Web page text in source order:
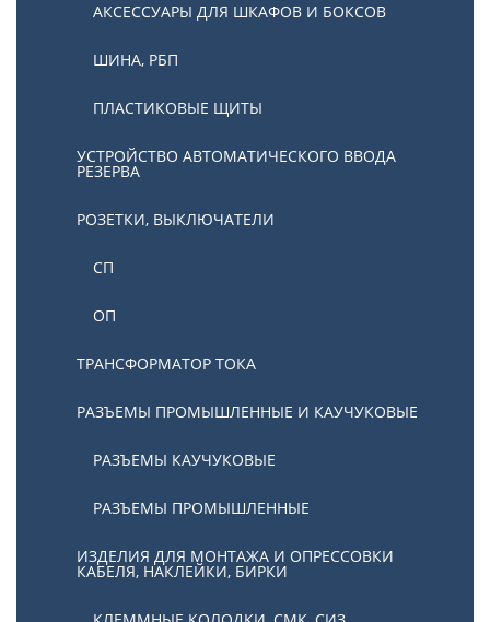
АКСЕССУАРЫ ДЛЯ ШКАФОВ И БОКСОВ
ШИНА, РБП
ПЛАСТИКОВЫЕ ЩИТЫ
УСТРОЙСТВО АВТОМАТИЧЕСКОГО ВВОДА
РЕЗЕРВА
РОЗЕТКИ, ВЫКЛЮЧАТЕЛИ
СП
ОП
ТРАНСФОРМАТОР ТОКА
РАЗЪЕМЫ ПРОМЫШЛЕННЫЕ И КАУЧУКОВЫЕ
РАЗЪЕМЫ КАУЧУКОВЫЕ
РАЗЪЕМЫ ПРОМЫШЛЕННЫЕ
ИЗДЕЛИЯ ДЛЯ МОНТАЖА И ОПРЕССОВКИ
КАБЕЛЯ, НАКЛЕЙКИ, БИРКИ